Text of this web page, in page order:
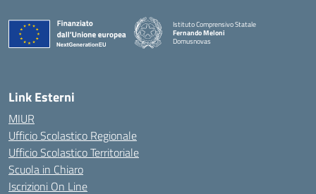
Istituto Comprensivo Statale
Fernando Meloni
Domusnovas
Link Esterni
MIUR
Ufficio Scolastico Regionale
Ufficio Scolastico Territoriale
Scuola in Chiaro
Iscrizioni On Line